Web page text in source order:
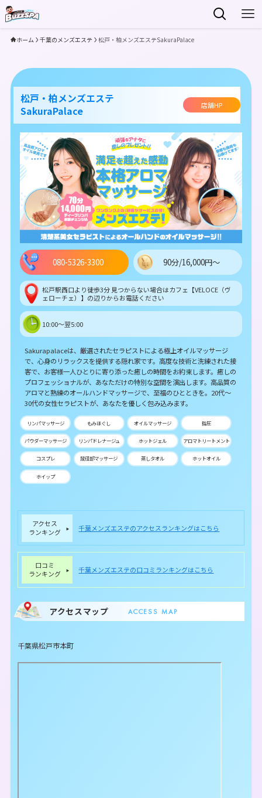
ホーム 千葉のメンズエステ 松戸・柏メンズエステSakuraPalace
松戸・柏メンズエステ
SakuraPalace
店舗HP
080-5326-3300 90分/16,000円～
松戸駅西口より徒歩3分 見つからない場合はカフェ【VELOCE（ヴ
ェローチェ）】の辺りからお電話ください
10:00～翌5:00
Sakurapalaceは、厳選されたセラピストによる極上オイルマッサージ
で、心身のリラックスを提供する隠れ家です。高度な技術と洗練された接
客で、お客様一人ひとりに寄り添った癒しの時間をお約束します。癒しの
プロフェッショナルが、あなただけの特別な空間を演出します。高品質の
アロマと熟練のオールハンドマッサージで、至福のひとときを。20代～
30代の女性セラピストが、あなたを優しく包み込みます。
リンパマッサージ もみほぐし オイルマッサージ 指圧
パウダーマッサージ リンパドレナージュ ホットジェル アロマトリートメント
コスプレ 鼠径部マッサージ 蒸しタオル ホットオイル
ホイップ
アクセス
ランキング
千葉メンズエステのアクセスランキングはこちら
口コミ
ランキング
千葉メンズエステの口コミランキングはこちら
アクセスマップ ACCESS MAP
千葉県松戸市本町